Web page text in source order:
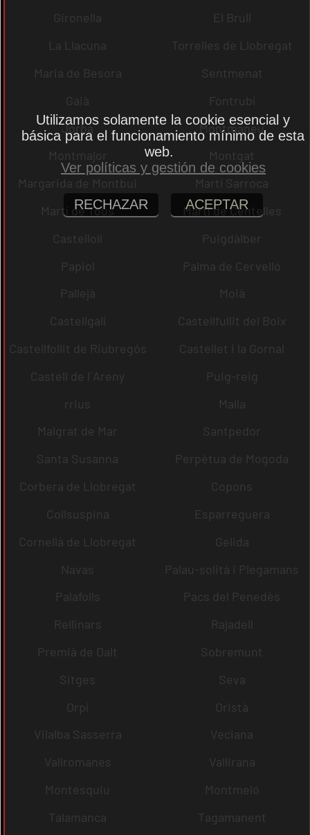
Gironella
El Brull
La Llacuna
Torrelles de Llobregat
Maria de Besora
Sentmenat
Gaià
Fontrubí
Jorba
Montmaneu
Montmajor
Montgat
Margarida de Montbui
Martí Sarroca
Martí de Tous
Martí de Centelles
Castellolí
Puigdàlber
Papiol
Palma de Cervelló
Pallejà
Moià
Castellgalí
Castellfullit del Boix
Castellfollit de Riubregós
Castellet i la Gornal
Castell de l´Areny
Puig-reig
rrius
Malla
Malgrat de Mar
Santpedor
Santa Susanna
Perpètua de Mogoda
Corbera de Llobregat
Copons
Collsuspina
Esparreguera
Cornellà de Llobregat
Gelida
Navas
Palau-solità i Plegamans
Palafolls
Pacs del Penedès
Rellinars
Rajadell
Premià de Dalt
Sobremunt
Sitges
Seva
Orpí
Oristà
Vilalba Sasserra
Veciana
Vallromanes
Vallirana
Montesquiu
Montmeló
Talamanca
Tagamanent
Utilizamos solamente la cookie esencial y
básica para el funcionamiento mínimo de esta
web.
Ver políticas y gestión de cookies
RECHAZAR ACEPTAR